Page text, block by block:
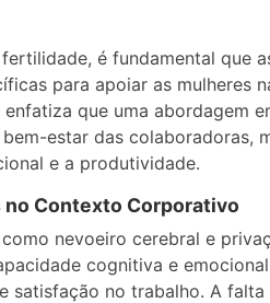
é fundamental que
para apoiar as mulheres
que uma abordagem
estar das colaboradoras,
e a produtividade.
no Contexto Corporativo
nevoeiro cerebral e
cognitiva e emocional
satisfação no trabalho. A falta